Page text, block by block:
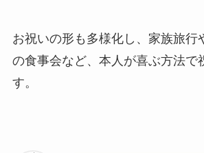
お祝いの形も多様化し、家族旅行
の食事会など、本人が喜ぶ方法で
す。